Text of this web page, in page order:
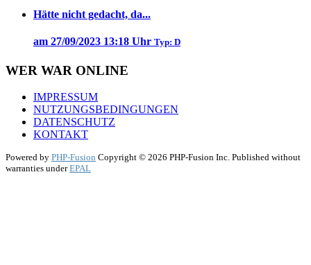
Hätte nicht gedacht, da...
am 27/09/2023 13:18 Uhr Typ: D
WER WAR ONLINE
IMPRESSUM
NUTZUNGSBEDINGUNGEN
DATENSCHUTZ
KONTAKT
Powered by PHP-Fusion Copyright © 2026 PHP-Fusion Inc. Published without
warranties underEPAL